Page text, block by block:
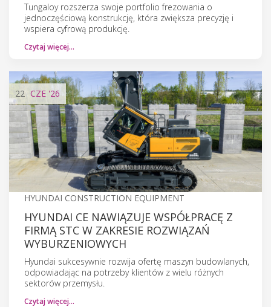
Tungaloy rozszerza swoje portfolio frezowania o
jednoczęściową konstrukcję, która zwiększa precyzję i
wspiera cyfrową produkcję.
Czytaj więcej…
22 CZE '26
HYUNDAI CONSTRUCTION EQUIPMENT
HYUNDAI CE NAWIĄZUJE WSPÓŁPRACĘ Z
FIRMĄ STC W ZAKRESIE ROZWIĄZAŃ
WYBURZENIOWYCH
Hyundai sukcesywnie rozwija ofertę maszyn budowlanych,
odpowiadając na potrzeby klientów z wielu różnych
sektorów przemysłu.
Czytaj więcej…